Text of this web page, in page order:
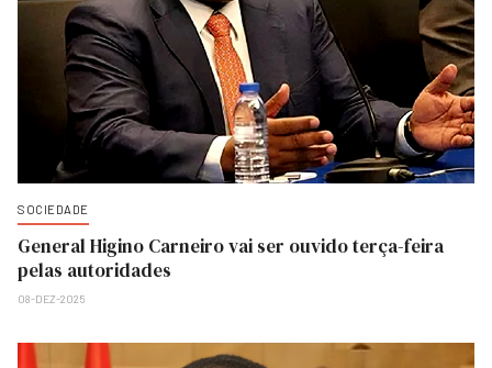
SOCIEDADE
General Higino Carneiro vai ser ouvido terça-feira
pelas autoridades
08-DEZ-2025